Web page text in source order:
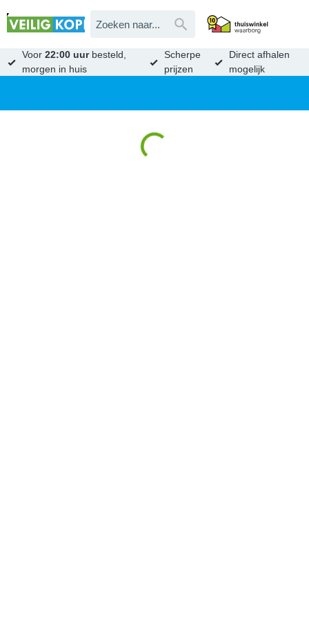
Voor22:00 uurbesteld,
morgen in huis
Scherpe
prijzen
Direct afhalen
mogelijk